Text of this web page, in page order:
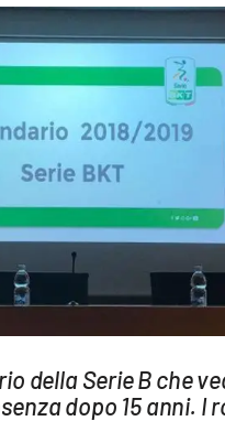
della Serie B che
dopo 15 anni. I